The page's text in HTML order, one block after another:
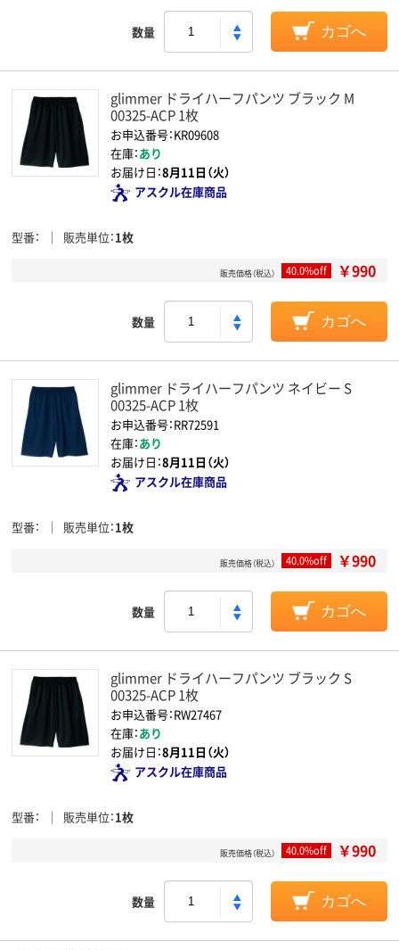
数量 カゴへ
glimmer ドライハーフパンツ ブラック M
00325-ACP 1枚
お申込番号：KR09608
在庫：あり
お届け日：8月11日（火）
アスクル在庫商品
型番 販売単位 1枚
販売価格（税込） 40.0%off ￥990
数量 カゴへ
glimmer ドライハーフパンツ ネイビー S
00325-ACP 1枚
お申込番号：RR72591
在庫：あり
お届け日：8月11日（火）
アスクル在庫商品
型番 販売単位 1枚
販売価格（税込） 40.0%off ￥990
数量 カゴへ
glimmer ドライハーフパンツ ブラック S
00325-ACP 1枚
お申込番号：RW27467
在庫：あり
お届け日：8月11日（火）
アスクル在庫商品
型番 販売単位 1枚
販売価格（税込） 40.0%off ￥990
数量 カゴへ